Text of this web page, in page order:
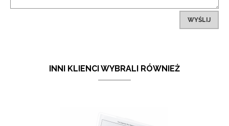
WYŚLIJ
INNI KLIENCI WYBRALI RÓWNIEŻ